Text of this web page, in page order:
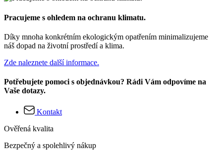
Pracujeme s ohledem na ochranu klimatu.
Díky mnoha konkrétním ekologickým opatřením minimalizujeme
náš dopad na životní prostředí a klima.
Zde naleznete další informace.
Potřebujete pomoci s objednávkou? Rádi Vám odpovíme na
Vaše dotazy.
Kontakt
Ověřená kvalita
Bezpečný a spolehlivý nákup